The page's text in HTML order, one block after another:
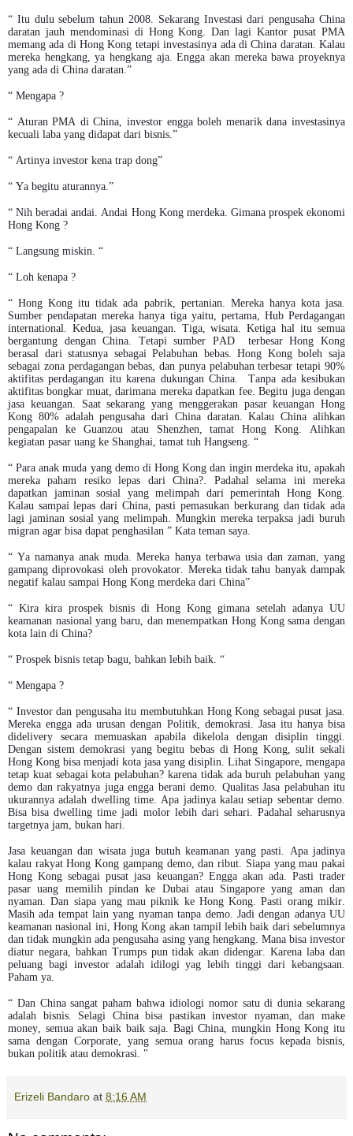
“ Itu dulu sebelum tahun 2008. Sekarang Investasi dari pengusaha China
daratan jauh mendominasi di Hong Kong. Dan lagi Kantor pusat PMA
memang ada di Hong Kong tetapi investasinya ada di China daratan. Kalau
mereka hengkang, ya hengkang aja. Engga akan mereka bawa proyeknya
yang ada di China daratan.”
“ Mengapa ?
“ Aturan PMA di China, investor engga boleh menarik dana investasinya
kecuali laba yang didapat dari bisnis.”
“ Artinya investor kena trap dong”
“ Ya begitu aturannya.”
“ Nih beradai andai. Andai Hong Kong merdeka. Gimana prospek ekonomi
Hong Kong ?
“ Langsung miskin. “
“ Loh kenapa ?
“ Hong Kong itu tidak ada pabrik, pertanian. Mereka hanya kota jasa.
Sumber pendapatan mereka hanya tiga yaitu, pertama, Hub Perdagangan
international. Kedua, jasa keuangan. Tiga, wisata. Ketiga hal itu semua
bergantung dengan China. Tetapi sumber PAD terbesar Hong Kong
berasal dari statusnya sebagai Pelabuhan bebas. Hong Kong boleh saja
sebagai zona perdagangan bebas, dan punya pelabuhan terbesar tetapi 90%
aktifitas perdagangan itu karena dukungan China. Tanpa ada kesibukan
aktifitas bongkar muat, darimana mereka dapatkan fee. Begitu juga dengan
jasa keuangan. Saat sekarang yang menggerakan pasar keuangan Hong
Kong 80% adalah pengusaha dari China daratan. Kalau China alihkan
pengapalan ke Guanzou atau Shenzhen, tamat Hong Kong. Alihkan
kegiatan pasar uang ke Shanghai, tamat tuh Hangseng. “
“ Para anak muda yang demo di Hong Kong dan ingin merdeka itu, apakah
mereka paham resiko lepas dari China?. Padahal selama ini mereka
dapatkan jaminan sosial yang melimpah dari pemerintah Hong Kong.
Kalau sampai lepas dari China, pasti pemasukan berkurang dan tidak ada
lagi jaminan sosial yang melimpah. Mungkin mereka terpaksa jadi buruh
migran agar bisa dapat penghasilan ” Kata teman saya.
“ Ya namanya anak muda. Mereka hanya terbawa usia dan zaman, yang
gampang diprovokasi oleh provokator. Mereka tidak tahu banyak dampak
negatif kalau sampai Hong Kong merdeka dari China”
“ Kira kira prospek bisnis di Hong Kong gimana setelah adanya UU
keamanan nasional yang baru, dan menempatkan Hong Kong sama dengan
kota lain di China?
“ Prospek bisnis tetap bagu, bahkan lebih baik. “
“ Mengapa ?
“ Investor dan pengusaha itu membutuhkan Hong Kong sebagai pusat jasa.
Mereka engga ada urusan dengan Politik, demokrasi. Jasa itu hanya bisa
didelivery secara memuaskan apabila dikelola dengan disiplin tinggi.
Dengan sistem demokrasi yang begitu bebas di Hong Kong, sulit sekali
Hong Kong bisa menjadi kota jasa yang disiplin. Lihat Singapore, mengapa
tetap kuat sebagai kota pelabuhan? karena tidak ada buruh pelabuhan yang
demo dan rakyatnya juga engga berani demo. Qualitas Jasa pelabuhan itu
ukurannya adalah dwelling time. Apa jadinya kalau setiap sebentar demo.
Bisa bisa dwelling time jadi molor lebih dari sehari. Padahal seharusnya
targetnya jam, bukan hari.
Jasa keuangan dan wisata juga butuh keamanan yang pasti. Apa jadinya
kalau rakyat Hong Kong gampang demo, dan ribut. Siapa yang mau pakai
Hong Kong sebagai pusat jasa keuangan? Engga akan ada. Pasti trader
pasar uang memilih pindan ke Dubai atau Singapore yang aman dan
nyaman. Dan siapa yang mau piknik ke Hong Kong. Pasti orang mikir.
Masih ada tempat lain yang nyaman tanpa demo. Jadi dengan adanya UU
keamanan nasional ini, Hong Kong akan tampil lebih baik dari sebelumnya
dan tidak mungkin ada pengusaha asing yang hengkang. Mana bisa investor
diatur negara, bahkan Trumps pun tidak akan didengar. Karena laba dan
peluang bagi investor adalah idilogi yag lebih tinggi dari kebangsaan.
Paham ya.
“ Dan China sangat paham bahwa idiologi nomor satu di dunia sekarang
adalah bisnis. Selagi China bisa pastikan investor nyaman, dan make
money, semua akan baik baik saja. Bagi China, mungkin Hong Kong itu
sama dengan Corporate, yang semua orang harus focus kepada bisnis,
bukan politik atau demokrasi. "
Erizeli Bandaro at 8:16 AM